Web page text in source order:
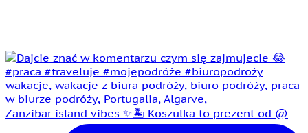
Zanzibar island vibes ✨🏝️ Koszulka to prezent od @